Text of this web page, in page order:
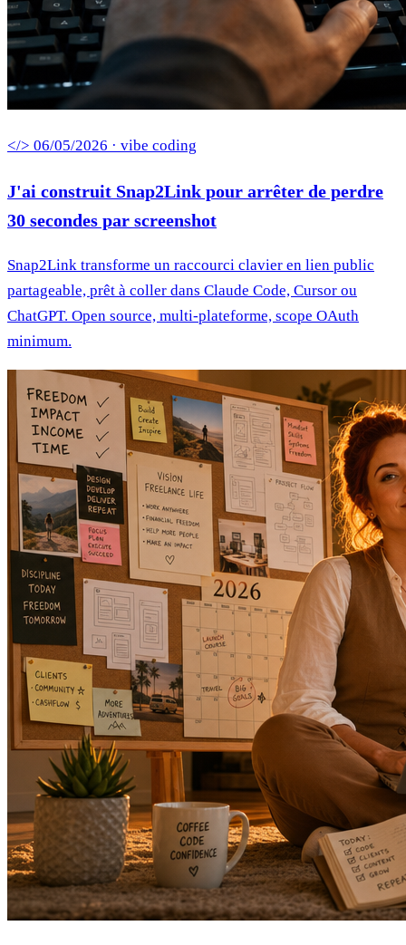
</> 06/05/2026 · vibe coding
J'ai construit Snap2Link pour arrêter de perdre
30 secondes par screenshot
Snap2Link transforme un raccourci clavier en lien public
partageable, prêt à coller dans Claude Code, Cursor ou
ChatGPT. Open source, multi-plateforme, scope OAuth
minimum.